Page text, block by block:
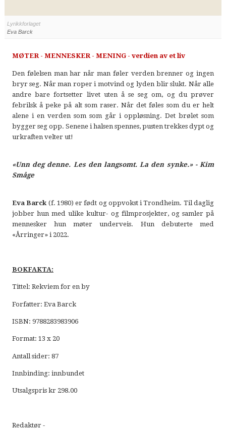
Lyrikkforlaget
Eva Barck
MØTER - MENNESKER - MENING - verdien av et liv
Den følelsen man har når man føler verden brenner og ingen
bryr seg. Når man roper i motvind og lyden blir slukt. Når alle
andre bare fortsetter livet uten å se seg om, og du prøver
febrilsk å peke på alt som raser. Når det føles som du er helt
alene i en verden som som går i oppløsning. Det brølet som
bygger seg opp. Senene i halsen spennes, pusten trekkes dypt og
urkraften velter ut!
«Unn deg denne. Les den langsomt. La den synke.» - Kim
Småge
Eva Barck(f. 1980) er født og oppvokst i Trondheim. Til daglig
jobber hun med ulike kultur- og filmprosjekter, og samler på
mennesker hun møter underveis. Hun debuterte med
«Årringer» i 2022.
BOKFAKTA:
Tittel: Rekviem for en by
Forfatter: Eva Barck
ISBN: 9788283983906
Format: 13 x 20
Antall sider: 87
Innbinding: innbundet
Utsalgspris kr 298.00
Redaktør -